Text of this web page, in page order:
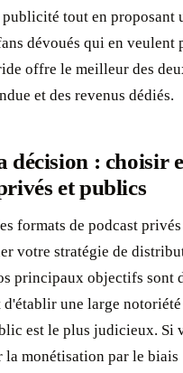
publicité tout en proposant
dévoués qui en veulent
offre le meilleur des
et des revenus dédiés.
décision : choisir
et publics
formats de podcast
votre stratégie de
principaux objectifs sont
une large notoriété
est le plus judicieux. Si
la monétisation par le biais